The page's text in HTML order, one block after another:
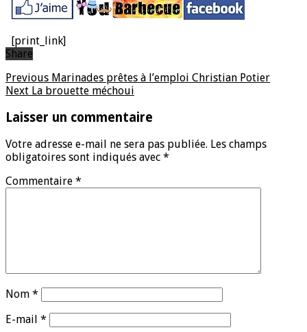
[print_link]
Share
Previous Marinades prêtes à l’emploi Christian Potier
Next La brouette méchoui
Laisser un commentaire
Votre adresse e-mail ne sera pas publiée. Les champs
obligatoires sont indiqués avec *
Commentaire *
Nom *
E-mail *